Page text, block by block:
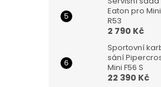
Eaton pro
R53
2 790 Kč
Sportovní
sání
Mini F56 S
22 390 Kč